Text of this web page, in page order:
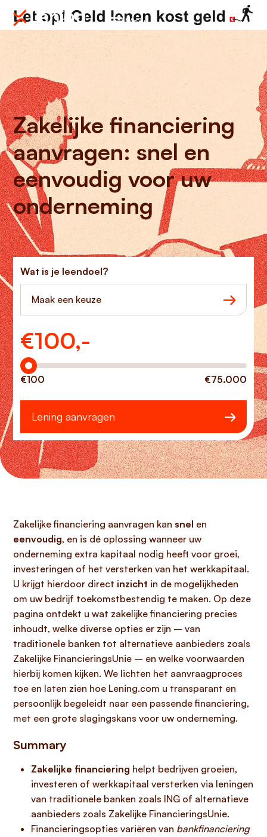
Menu
Zakelijke financiering
aanvragen: snel en
eenvoudig voor uw
onderneming
Wat is je leendoel?
Maak een keuze
€100,-
Hoeveel wilt u lenen?
€100 €75.000
Lening aanvragen
Zakelijke financiering aanvragen kan snel en
eenvoudig, en is dé oplossing wanneer uw
onderneming extra kapitaal nodig heeft voor groei,
investeringen of het versterken van het werkkapitaal.
U krijgt hierdoor direct inzicht in de mogelijkheden
om uw bedrijf toekomstbestendig te maken. Op deze
pagina ontdekt u wat zakelijke financiering precies
inhoudt, welke diverse opties er zijn – van
traditionele banken tot alternatieve aanbieders zoals
Zakelijke FinancieringsUnie – en welke voorwaarden
hierbij komen kijken. We lichten het aanvraagproces
toe en laten zien hoe Lening.com u transparant en
persoonlijk begeleidt naar een passende financiering,
met een grote slagingskans voor uw onderneming.
Summary
Zakelijke financiering helpt bedrijven groeien,
investeren of werkkapitaal versterken via leningen
van traditionele banken zoals ING of alternatieve
aanbieders zoals Zakelijke FinancieringsUnie.
Financieringsopties variëren van bankfinanciering